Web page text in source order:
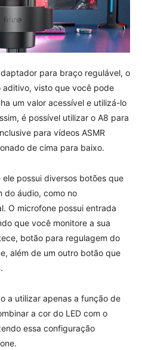
para braço regulável, o
aditivo, visto que você pode
um valor acessível e utilizá-lo
é possível utilizar o A8 para
para vídeos ASMR
de cima para baixo.
possui diversos botões que
do áudio, como no
O microfone possui entrada
que você monitore a sua
botão para regulagem do
além de um outro botão que
a utilizar apenas a função de
a cor do LED com o
essa configuração